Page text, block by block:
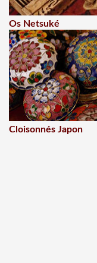
Os Netsuké
Cloisonnés Japon